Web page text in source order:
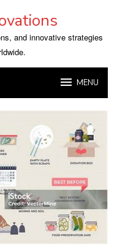
and innovative strategies
MENU